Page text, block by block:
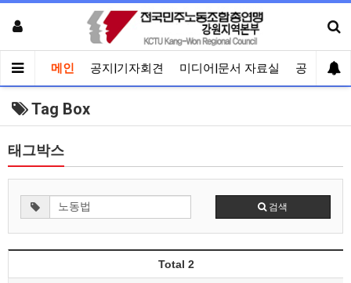
메인 공지|기자회견 미디어|문서 자료실 공유게시
Tag Box
태그박스
검색
Total 2